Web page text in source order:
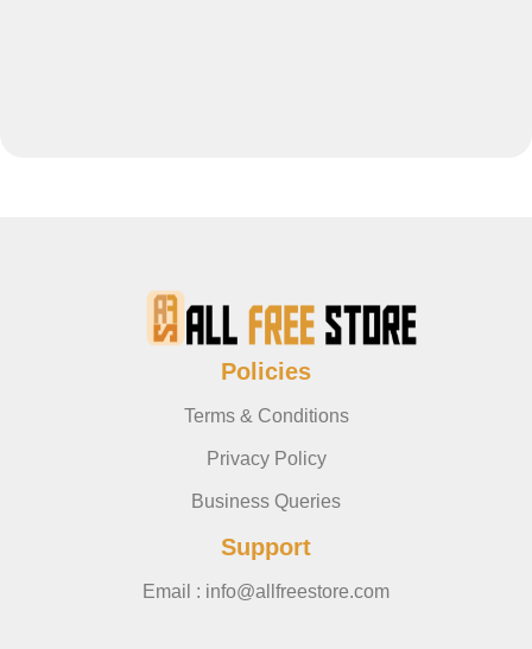
Policies
Terms & Conditions
Privacy Policy
Business Queries
Support
Email : info@allfreestore.com